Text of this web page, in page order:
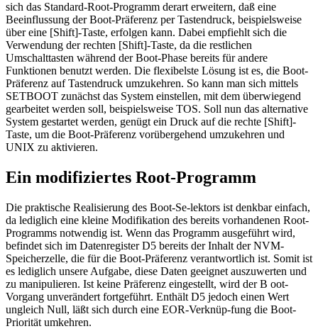
sich das Standard-Root-Programm derart erweitern, daß eine
Beeinflussung der Boot-Präferenz per Tastendruck, beispielsweise
über eine [Shift]-Taste, erfolgen kann. Dabei empfiehlt sich die
Verwendung der rechten [Shift]-Taste, da die restlichen
Umschalttasten während der Boot-Phase bereits für andere
Funktionen benutzt werden. Die flexibelste Lösung ist es, die Boot-
Präferenz auf Tastendruck umzukehren. So kann man sich mittels
SETBOOT zunächst das System einstellen, mit dem überwiegend
gearbeitet werden soll, beispielsweise TOS. Soll nun das alternative
System gestartet werden, genügt ein Druck auf die rechte [Shift]-
Taste, um die Boot-Präferenz vorübergehend umzukehren und
UNIX zu aktivieren.
Ein modifiziertes Root-Programm
Die praktische Realisierung des Boot-Se-lektors ist denkbar einfach,
da lediglich eine kleine Modifikation des bereits vorhandenen Root-
Programms notwendig ist. Wenn das Programm ausgeführt wird,
befindet sich im Datenregister D5 bereits der Inhalt der NVM-
Speicherzelle, die für die Boot-Präferenz verantwortlich ist. Somit ist
es lediglich unsere Aufgabe, diese Daten geeignet auszuwerten und
zu manipulieren. Ist keine Präferenz eingestellt, wird der B oot-
Vorgang unverändert fortgeführt. Enthält D5 jedoch einen Wert
ungleich Null, läßt sich durch eine EOR-Verknüp-fung die Boot-
Priorität umkehren.